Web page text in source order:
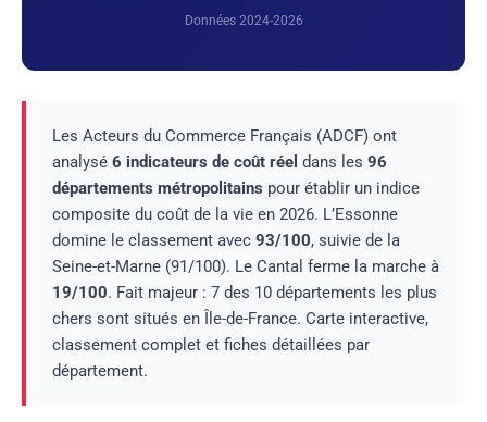
Données 2024-2026
Les Acteurs du Commerce Français (ADCF) ont
analysé 6 indicateurs de coût réel dans les 96
départements métropolitains pour établir un indice
composite du coût de la vie en 2026. L’Essonne
domine le classement avec 93/100, suivie de la
Seine-et-Marne (91/100). Le Cantal ferme la marche à
19/100. Fait majeur : 7 des 10 départements les plus
chers sont situés en Île-de-France. Carte interactive,
classement complet et fiches détaillées par
département.